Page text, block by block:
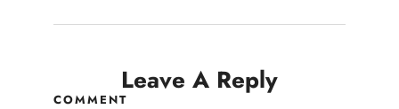
Leave A Reply
COMMENT